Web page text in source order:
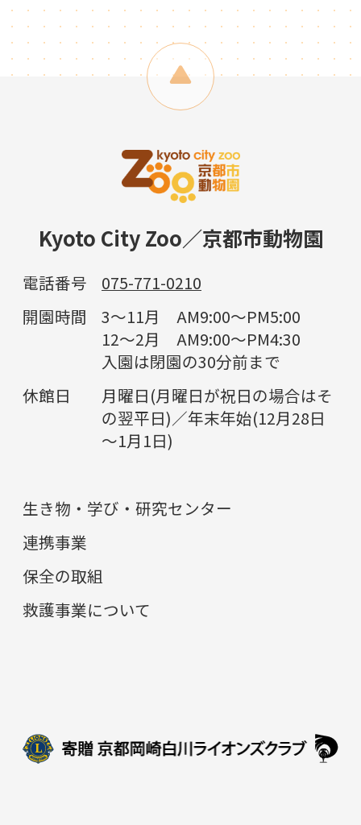
Kyoto City Zoo／京都市動物園
電話番号
075-771-0210
開園時間
3～11月 AM9:00～PM5:00
12～2月 AM9:00～PM4:30
入園は閉園の30分前まで
休館日
月曜日(月曜日が祝日の場合はそ
の翌平日)／年末年始(12月28日
～1月1日)
生き物・学び・研究センター
連携事業
保全の取組
救護事業について